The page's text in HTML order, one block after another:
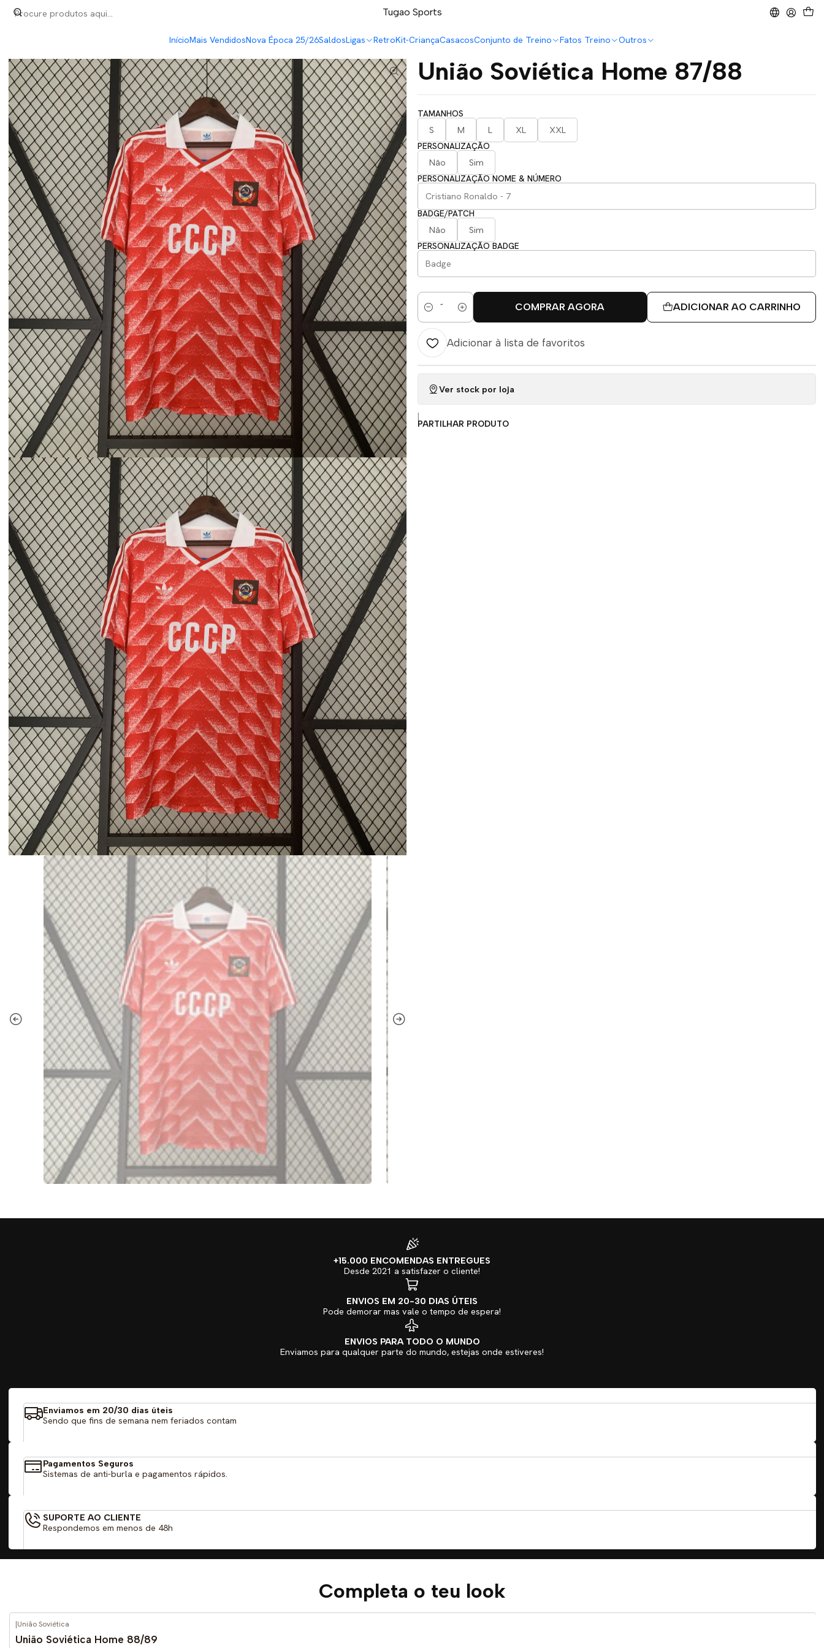
Tugao Sports
InícioMais VendidosNova Época 25/26SaldosLigas RetroKit-CriançaCasacosConjunto de Treino Fatos Treino Outros
LEVA 5 PAGA 4 NA TUGÃO
União Soviética Home 87/88
TAMANHOS
S
M L XL
XXL
PERSONALIZAÇÃO
Não
Sim
PERSONALIZAÇÃO NOME & NÚMERO
BADGE/PATCH
Não
Sim
PERSONALIZAÇÃO BADGE
Quantidade
ADICIONAR AO CARRINHO
COMPRAR AGORA
Adicionar à lista de favoritos
Ver stock por loja
|
PARTILHAR PRODUTO
+15.000 ENCOMENDAS ENTREGUES
Desde 2021 a satisfazer o cliente!
ENVIOS EM 20-30 DIAS ÚTEIS
Pode demorar mas vale o tempo de espera!
ENVIOS PARA TODO O MUNDO
Enviamos para qualquer parte do mundo, estejas onde estiveres!
Enviamos em 20/30 dias úteis
Sendo que fins de semana nem feriados contam
Pagamentos Seguros
Sistemas de anti-burla e pagamentos rápidos.
SUPORTE AO CLIENTE
Respondemos em menos de 48h
Completa o teu look
-59%DESCONTO
|União Soviética
União Soviética Home 88/89